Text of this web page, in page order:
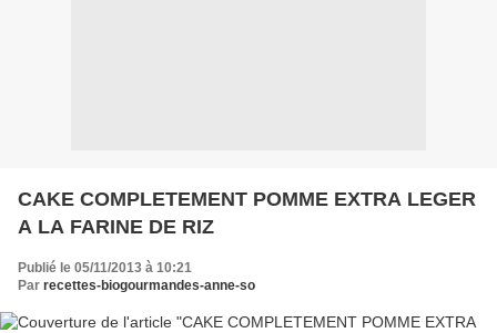
CAKE COMPLETEMENT POMME EXTRA LEGER
A LA FARINE DE RIZ
Publié le 05/11/2013 à 10:21
Par recettes-biogourmandes-anne-so